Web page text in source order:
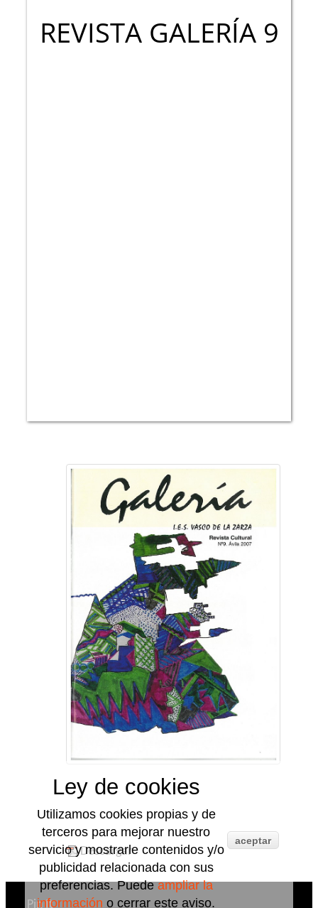
REVISTA GALERÍA 9
Descargar
Pin It
Ley de cookies
Utilizamos cookies propias y de
terceros para mejorar nuestro
servicio y mostrarle contenidos y/o
publicidad relacionada con sus
preferencias. Puedeampliar la
información o cerrar este aviso.
aceptar